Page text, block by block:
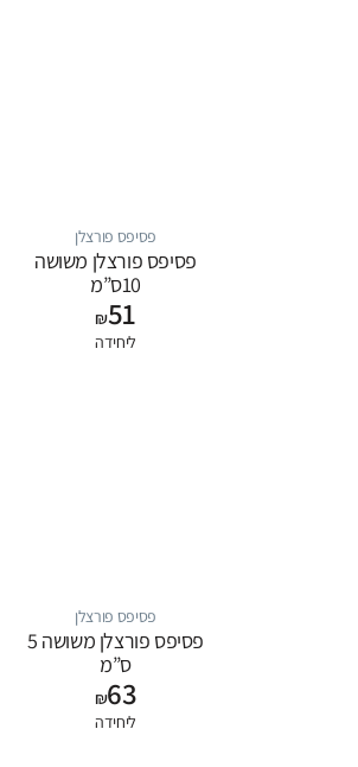
פסיפס פורצלן
פסיפס פורצלן משושה
10ס”מ
₪51
ליחידה
פסיפס פורצלן
פסיפס פורצלן משושה 5
ס”מ
₪63
ליחידה